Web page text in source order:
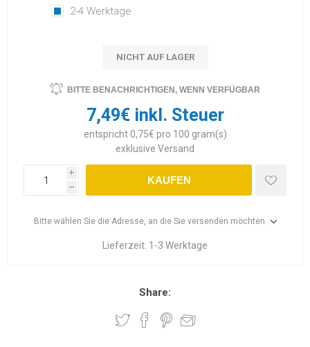
2-4 Werktage
NICHT AUF LAGER
BITTE BENACHRICHTIGEN, WENN VERFÜGBAR
7,49€ inkl. Steuer
entspricht 0,75€ pro 100 gram(s)
exklusive Versand
i
h
KAUFEN
Bitte wählen Sie die Adresse, an die Sie versenden möchten
Lieferzeit: 1-3 Werktage
Share: